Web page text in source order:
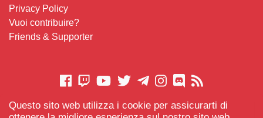
Questo sito web utilizza i cookie per assicurarti di
Privacy Policy
Vuoi contribuire?
Friends & Supporter
CONTATTACI